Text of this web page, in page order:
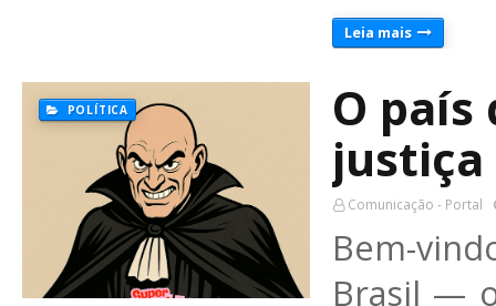
Leia mais
POLÍTICA
O país
justiça
Comunicação - Portal
Bem-
Brasil —